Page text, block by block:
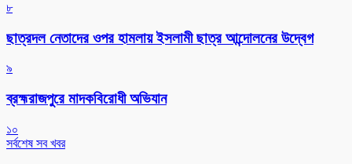
৮
ছাত্রদল নেতাদের ওপর হামলায় ইসলামী ছাত্র আন্দোলনের উদ্বেগ
৯
ব্রহ্মরাজপুরে মাদকবিরোধী অভিযান
১০
সর্বশেষ সব খবর